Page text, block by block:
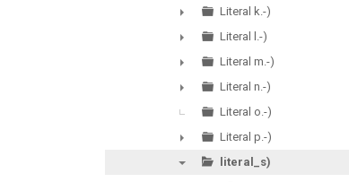
►
Literal k.-)
►
Literal l.-)
►
Literal m.-)
►
Literal n.-)
Literal o.-)
►
Literal p.-)
literal_s)